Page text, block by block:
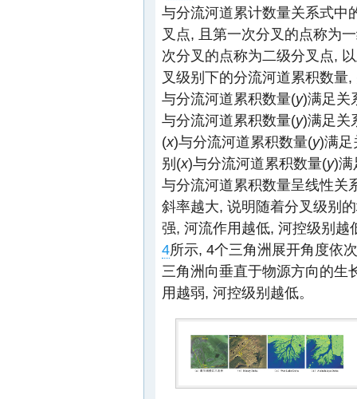
与分流河道累计数量关系式中
叉点, 且第一次分叉的点称为
次分叉的点称为二级分叉点,
叉级别下的分流河道累积数量,
与分流河道累积数量(y)满足关
与分流河道累积数量(y)满足关
(x)与分流河道累积数量(y)满足
别(x)与分流河道累积数量(y)满
与分流河道累积数量呈线性关
斜率越大, 说明随着分叉级别
强, 河流作用越低, 河控级别
4所示, 4个三角洲展开角度依
三角洲向垂直于物源方向的生
用越弱, 河控级别越低。